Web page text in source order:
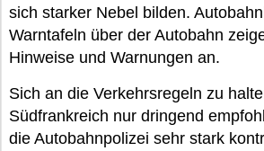
sich starker Nebel bilden.
Warntafeln über der Autobahn
Hinweise und Warnungen an.
Sich an die Verkehrsregeln zu
Südfrankreich nur dringend
die Autobahnpolizei sehr stark